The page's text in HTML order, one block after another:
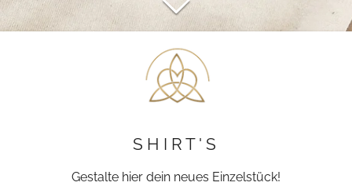
S H I R T ' S
Gestalte hier dein neues Einzelstück!